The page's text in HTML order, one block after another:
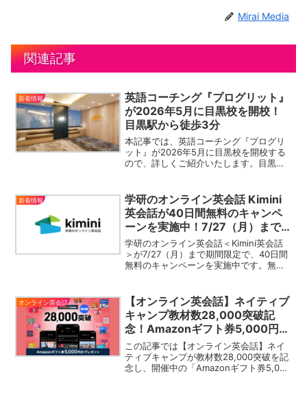
Mirai Media
関連記事
新着情報
英語コーチング『プログリット』
が2026年5月に目黒校を開校！
目黒駅から徒歩3分
本記事では、英語コーチング『プログリ
ット』が2026年5月に目黒校を開校する
ので、詳しくご紹介いたします。目黒駅
サルタントがマンツーマンで英語学習を
サポートし、短期間で英語力を向上させ
る英語コーチングサービスです。
新着情報
学研のオンライン英会話 Kimini
英会話が40日間無料のキャンペ
ーンを実施中！7/27（月）まで
期間限定
学研のオンライン英会話＜Kimini英会話
＞が7/27（月）まで期間限定で、40日間
無料のキャンペーンを実施中です。無料
ことができます。40日間の無料体験を存
分に利用...
オンライン英会話
【オンライン英会話】ネイティブ
キャンプ教材数28,000突破記
念！Amazonギフト券5,000円分
プレゼントキャンペーン開催中
この記事では【オンライン英会話】ネイ
ティブキャンプが教材数28,000突破を記
念し、開催中の「Amazonギフト券5,000